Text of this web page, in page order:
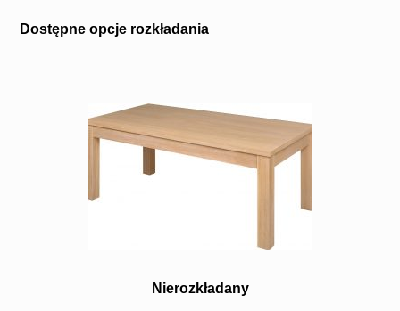
Dostępne opcje rozkładania
Nierozkładany